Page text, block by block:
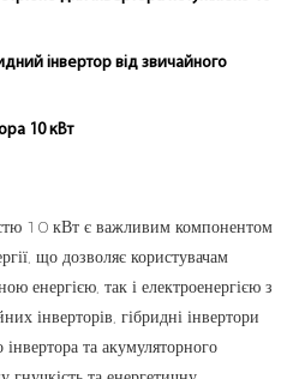
інвертор від звичайного
10 кВт
10 кВт є важливим компонентом
що дозволяє користувачам
енергією, так і електроенергією з
інверторів, гібридні інвертори
та акумуляторного